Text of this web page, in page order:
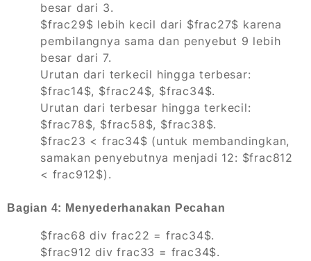
besar dari 3.
$frac29$ lebih kecil dari $frac27$ karena
pembilangnya sama dan penyebut 9 lebih
besar dari 7.
Urutan dari terkecil hingga terbesar:
$frac14$, $frac24$, $frac34$.
Urutan dari terbesar hingga terkecil:
$frac78$, $frac58$, $frac38$.
$frac23 < frac34$ (untuk membandingkan,
samakan penyebutnya menjadi 12: $frac812
< frac912$).
Bagian 4: Menyederhanakan Pecahan
$frac68 div frac22 = frac34$.
$frac912 div frac33 = frac34$.